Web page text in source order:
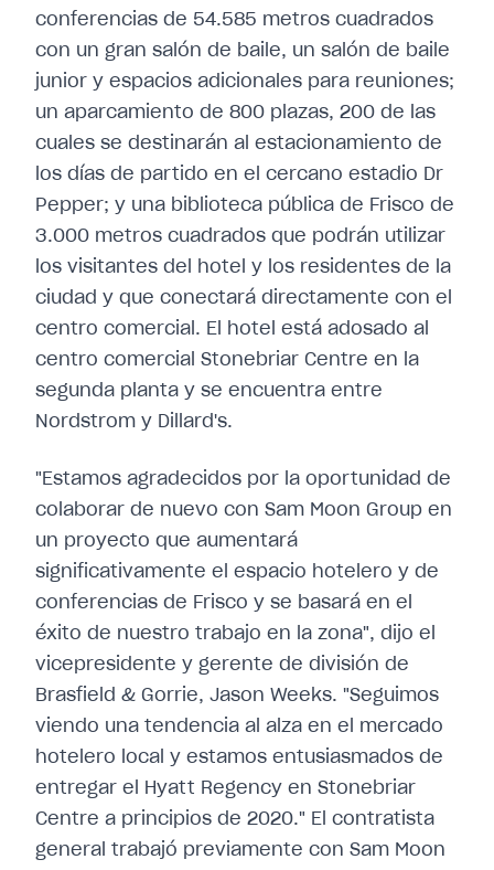
conferencias de 54.585 metros cuadrados
con un gran salón de baile, un salón de baile
junior y espacios adicionales para reuniones;
un aparcamiento de 800 plazas, 200 de las
cuales se destinarán al estacionamiento de
los días de partido en el cercano estadio Dr
Pepper; y una biblioteca pública de Frisco de
3.000 metros cuadrados que podrán utilizar
los visitantes del hotel y los residentes de la
ciudad y que conectará directamente con el
centro comercial. El hotel está adosado al
centro comercial Stonebriar Centre en la
segunda planta y se encuentra entre
Nordstrom y Dillard's.
"Estamos agradecidos por la oportunidad de
colaborar de nuevo con Sam Moon Group en
un proyecto que aumentará
significativamente el espacio hotelero y de
conferencias de Frisco y se basará en el
éxito de nuestro trabajo en la zona", dijo el
vicepresidente y gerente de división de
Brasfield & Gorrie, Jason Weeks. "Seguimos
viendo una tendencia al alza en el mercado
hotelero local y estamos entusiasmados de
entregar el Hyatt Regency en Stonebriar
Centre a principios de 2020." El contratista
general trabajó previamente con Sam Moon